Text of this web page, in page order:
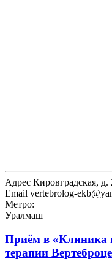
Адрес Кировградская, д.
Email vertebrolog-
Метро:
Уралмаш
Приём в «Клиника
терапии